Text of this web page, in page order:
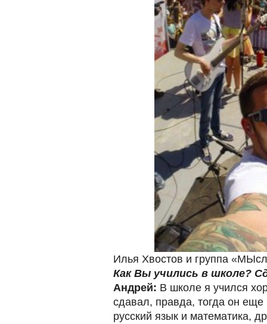
Илья Хвостов и группа
Как Вы учились в школе?
Андрей: В школе я учился
сдавал, правда, тогда он
русский язык и математика,